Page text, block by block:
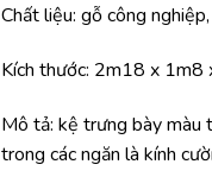
Chất liệu: gỗ công
Kích thước: 2m18 x 1m8
Mô tả: kệ trưng bày màu
trong các ngăn là kính